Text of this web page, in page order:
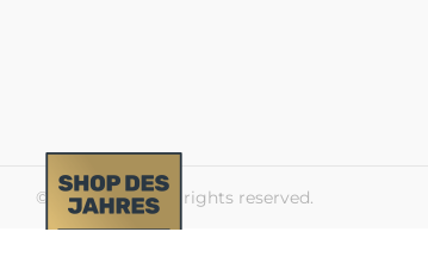
© 2026 Manci. All rights reserved.